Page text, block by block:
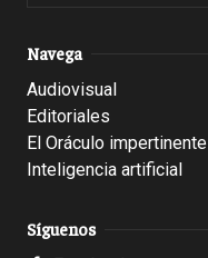
Navega
Audiovisual
Editoriales
El Oráculo impertinente
Inteligencia artificial
Síguenos